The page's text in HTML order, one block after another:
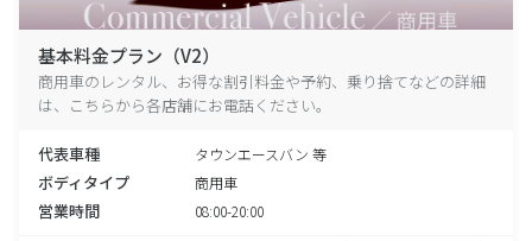
基本料金プラン（V2）
商用車のレンタル、お得な割引料金や予約、乗り捨てなどの詳細
は、こちらから各店舗にお電話ください。
代表車種 タウンエースバン 等
ボディタイプ 商用車
営業時間 08:00-20:00